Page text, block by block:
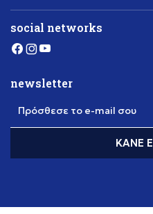
social networks
newsletter
Πρόσθεσε το e-mail σου
ΚΆΝΕ